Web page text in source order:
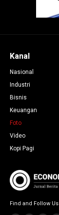
Kanal
Nasional
Industri
Bisnis
Keuangan
Foto
Video
Kopi Pagi
Find and Follow Us